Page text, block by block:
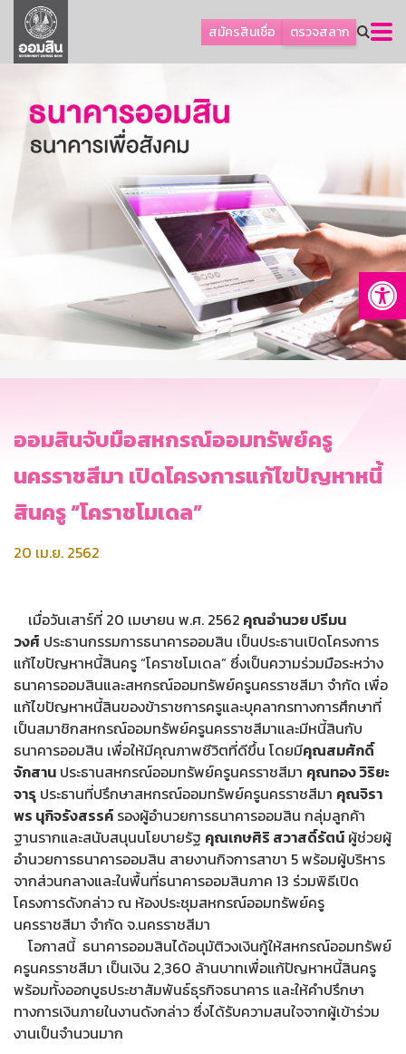
สมัครสินเชื่อ ตรวจสลาก
ลูกค้าธุรกิจ
ลูกค้าผู้ประกอบรายย่อย
ออมเพื่อสุข
เกี่ยวกับธนาคาร
การพัฒนาที่ยั่งยืน
บริการทางการเงิน
ติดต่อเรา
บริการออนไลน์
TH
EN
ออมสินจับมือสหกรณ์ออมทรัพย์ครู
นครราชสีมา เปิดโครงการแก้ไขปัญหาหนี้
สินครู “โคราชโมเดล”
20 เม.ย. 2562
เมื่อวันเสาร์ที่ 20 เมษายน พ.ศ. 2562 คุณอํานวย ปรีมน
วงศ์ ประธานกรรมการธนาคารออมสิน เป็นประธานเปิดโครงการ
แก้ไขปัญหาหนี้สินครู “โคราชโมเดล” ซึ่งเป็นความร่วมมือระหว่าง
ธนาคารออมสินและสหกรณ์ออมทรัพย์ครูนครราชสีมา จำกัด เพื่อ
แก้ไขปัญหาหนี้สินของข้าราชการครูและบุคลากรทางการศึกษาที่
เป็นสมาชิกสหกรณ์ออมทรัพย์ครูนครราชสีมาและมีหนี้สินกับ
ธนาคารออมสิน เพื่อให้มีคุณภาพชีวิตที่ดีขึ้น โดยมีคุณสมศักดิ์
จักสาน ประธานสหกรณ์ออมทรัพย์ครูนครราชสีมา คุณทอง วิริยะ
จารุ ประธานที่ปรึกษาสหกรณ์ออมทรัพย์ครูนครราชสีมา คุณจิรา
พร นุกิจรังสรรค์ รองผู้อำนวยการธนาคารออมสิน กลุ่มลูกค้า
ฐานรากและสนับสนุนนโยบายรัฐ คุณเกษศิริ สวาสดิ์รัตน์ ผู้ช่วยผู้
อำนวยการธนาคารออมสิน สายงานกิจการสาขา 5 พร้อมผู้บริหาร
จากส่วนกลางและในพื้นที่ธนาคารออมสินภาค 13 ร่วมพิธีเปิด
โครงการดังกล่าว ณ ห้องประชุมสหกรณ์ออมทรัพย์ครู
นครราชสีมา จำกัด จ.นครราชสีมา
โอกาสนี้ ธนาคารออมสินได้อนุมัติวงเงินกู้ให้สหกรณ์ออมทรัพย์
ครูนครราชสีมา เป็นเงิน 2,360 ล้านบาทเพื่อแก้ปัญหาหนี้สินครู
พร้อมทั้งออกบูธประชาสัมพันธ์ธุรกิจธนาคาร และให้คำปรึกษา
ทางการเงินภายในงานดังกล่าว ซึ่งได้รับความสนใจจากผู้เข้าร่วม
งานเป็นจำนวนมาก